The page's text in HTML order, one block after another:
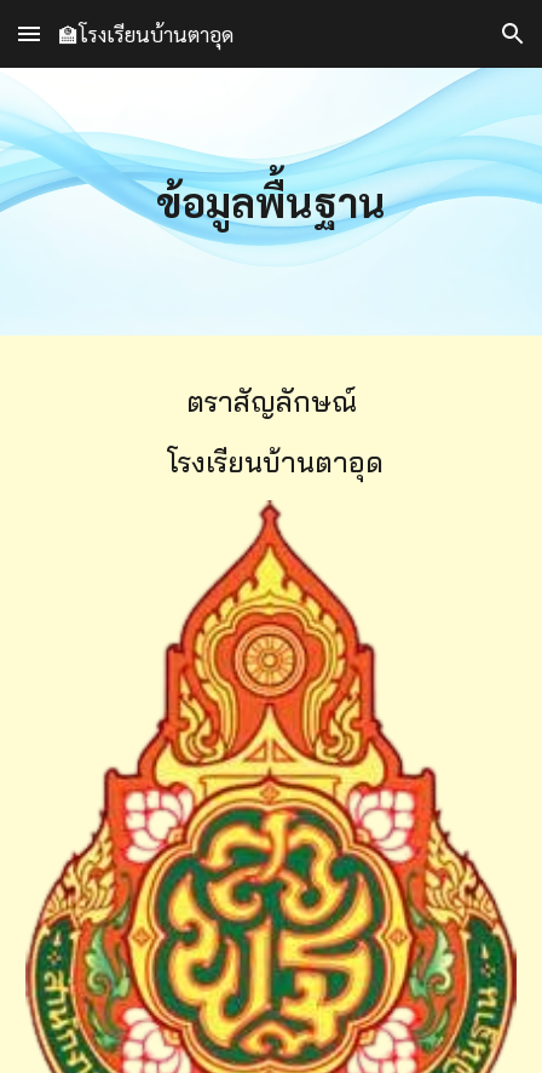
Skip to main content Skip to navigation
🏫โรงเรียนบ้านตาอุด
ข้อมูลพื้นฐาน
ตราสัญลักษณ์
โรงเรียนบ้านตาอุด